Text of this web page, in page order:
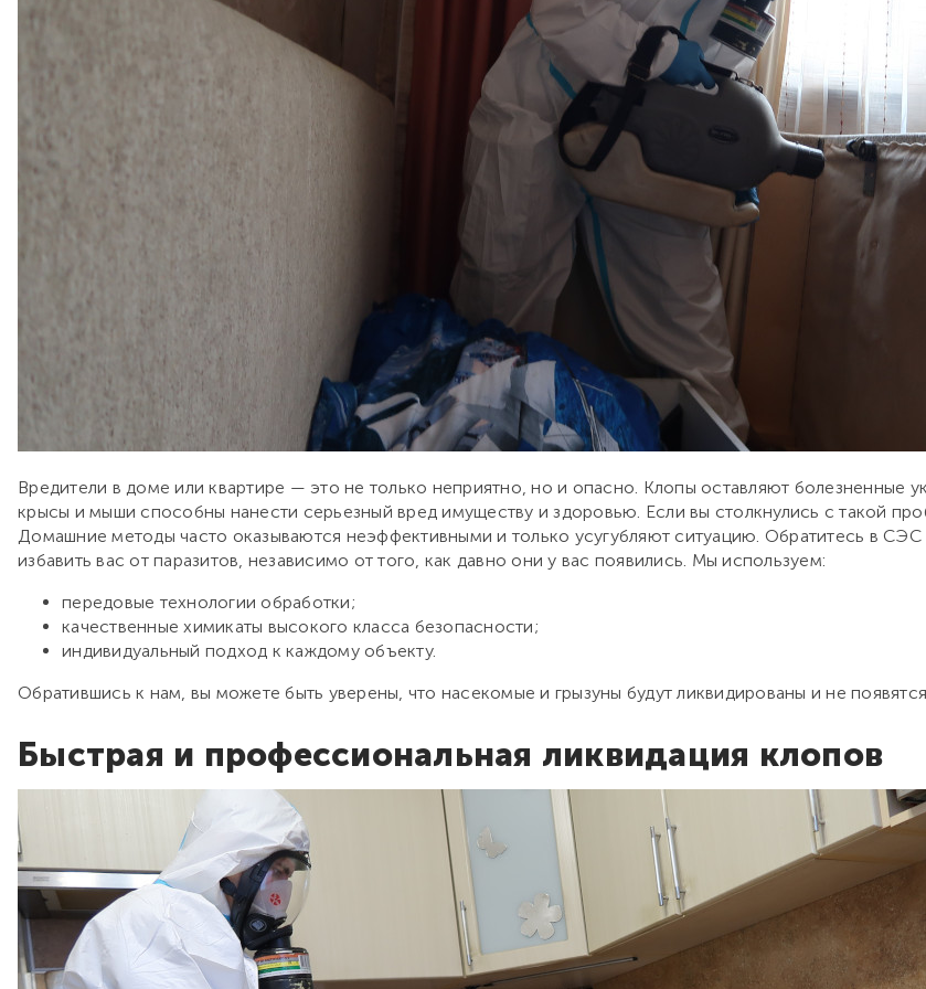
Вредители в доме или квартире — это не только неприятно, но и опасно. Клопы оставляют болезненные
крысы и мыши способны нанести серьезный вред имуществу и здоровью. Если вы столкнулись с такой
Домашние методы часто оказываются неэффективными и только усугубляют ситуацию. Обратитесь в
избавить вас от паразитов, независимо от того, как давно они у вас появились. Мы используем:
передовые технологии обработки;
качественные химикаты высокого класса безопасности;
индивидуальный подход к каждому объекту.
Обратившись к нам, вы можете быть уверены, что насекомые и грызуны будут ликвидированы и не
Быстрая и профессиональная ликвидация клопов